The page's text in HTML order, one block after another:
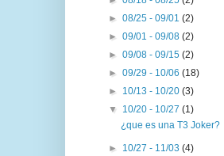
►08/25 - 09/01(2)
►09/01 - 09/08(2)
►09/08 - 09/15(2)
►09/29 - 10/06(18)
► 10/13 - 10/20(3)
▼ 10/20 - 10/27(1)
¿que es una T3 Joker?
► 10/27 - 11/03(4)